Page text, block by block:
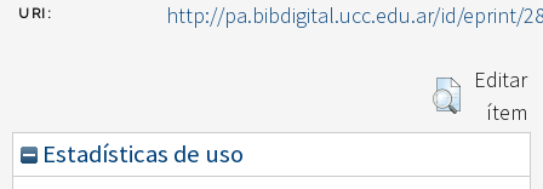
URI: http://pa.bibdigital.ucc.edu.ar/id/eprint/
Editar
ítem
Estadísticas de uso